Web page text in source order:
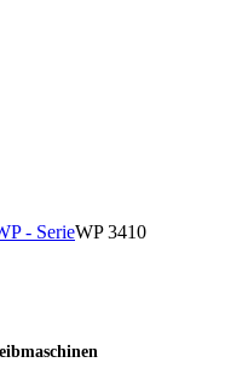
- SerieWP 3410